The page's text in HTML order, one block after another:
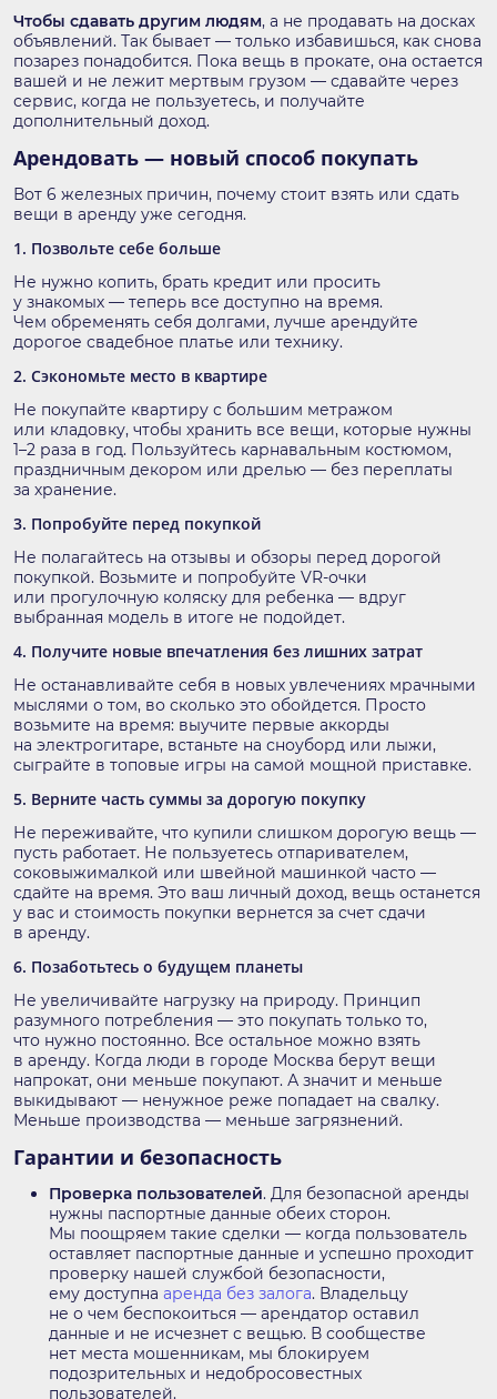
Чтобы сдавать другим людям, а не продавать на досках
объявлений. Так бывает — только избавишься, как снова
позарез понадобится. Пока вещь в прокате, она остается
вашей и не лежит мертвым грузом — сдавайте через
сервис, когда не пользуетесь, и получайте
дополнительный доход.
Арендовать — новый способ покупать
Вот 6 железных причин, почему стоит взять или сдать
вещи в аренду уже сегодня.
1. Позвольте себе больше
Не нужно копить, брать кредит или просить
у знакомых — теперь все доступно на время.
Чем обременять себя долгами, лучше арендуйте
дорогое свадебное платье или технику.
2. Сэкономьте место в квартире
Не покупайте квартиру с большим метражом
или кладовку, чтобы хранить все вещи, которые нужны
1–2 раза в год. Пользуйтесь карнавальным костюмом,
праздничным декором или дрелью — без переплаты
за хранение.
3. Попробуйте перед покупкой
Не полагайтесь на отзывы и обзоры перед дорогой
покупкой. Возьмите и попробуйте VR-очки
или прогулочную коляску для ребенка — вдруг
выбранная модель в итоге не подойдет.
4. Получите новые впечатления без лишних затрат
Не останавливайте себя в новых увлечениях мрачными
мыслями о том, во сколько это обойдется. Просто
возьмите на время: выучите первые аккорды
на электрогитаре, встаньте на сноуборд или лыжи,
сыграйте в топовые игры на самой мощной приставке.
5. Верните часть суммы за дорогую покупку
Не переживайте, что купили слишком дорогую вещь —
пусть работает. Не пользуетесь отпаривателем,
соковыжималкой или швейной машинкой часто —
сдайте на время. Это ваш личный доход, вещь останется
у вас и стоимость покупки вернется за счет сдачи
в аренду.
6. Позаботьтесь о будущем планеты
Не увеличивайте нагрузку на природу. Принцип
разумного потребления — это покупать только то,
что нужно постоянно. Все остальное можно взять
в аренду. Когда люди в городе Москва берут вещи
напрокат, они меньше покупают. А значит и меньше
выкидывают — ненужное реже попадает на свалку.
Меньше производства — меньше загрязнений.
Гарантии и безопасность
Проверка пользователей. Для безопасной аренды
нужны паспортные данные обеих сторон.
Мы поощряем такие сделки — когда пользователь
оставляет паспортные данные и успешно проходит
проверку нашей службой безопасности,
ему доступна аренда без залога. Владельцу
не о чем беспокоиться — арендатор оставил
данные и не исчезнет с вещью. В сообществе
нет места мошенникам, мы блокируем
подозрительных и недобросовестных
пользователей.